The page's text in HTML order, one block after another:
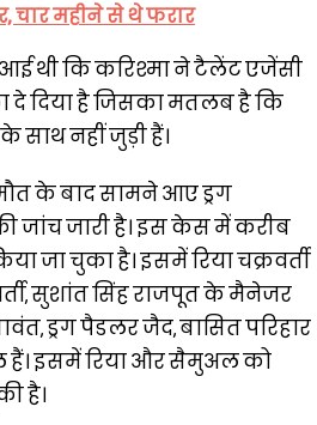
चार महीने से थे फरार
आई थी कि करिश्मा ने टैलेंट एजेंसी
दे दिया है जिसका मतलब है कि
साथ नहीं जुड़ी हैं।
के बाद सामने आए ड्रग
जांच जारी है। इस केस में करीब
जा चुका है। इसमें रिया चक्रवर्ती
सुशांत सिंह राजपूत के मैनेजर
ड्रग पैडलर जैद, बासित परिहार
हैं। इसमें रिया और सैमुअल को
है।